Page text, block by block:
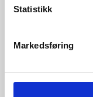
Statistikk
Markedsføring
Kundeklubb